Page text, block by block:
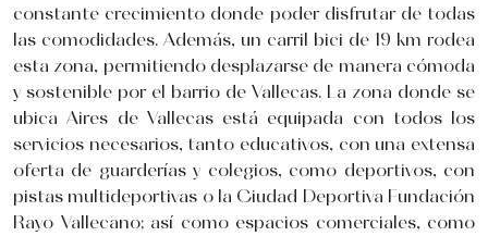
constante crecimiento donde poder disfrutar de todas
las comodidades. Además, un carril bici de 19 km rodea
esta zona, permitiendo desplazarse de manera cómoda
y sostenible por el barrio de Vallecas. La zona donde se
ubica Aires de Vallecas está equipada con todos los
servicios necesarios, tanto educativos, con una extensa
oferta de guarderías y colegios, como deportivos, con
pistas multideportivas o la Ciudad Deportiva Fundación
Rayo Vallecano; así como espacios comerciales, como